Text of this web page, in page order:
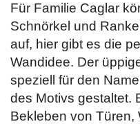
Für Familie Caglar
Schnörkel und
auf, hier gibt es die
Wandidee. Der
speziell für den
des Motivs gestaltet.
Bekleben von Türen,